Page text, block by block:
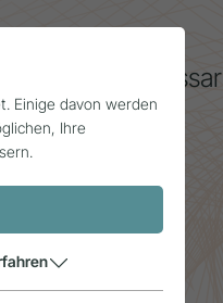
Glossar
Raum
Einige davon werden
Ihre